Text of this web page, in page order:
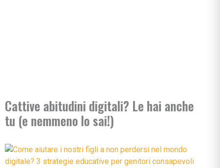
Cattive abitudini digitali? Le hai anche
tu (e nemmeno lo sai!)